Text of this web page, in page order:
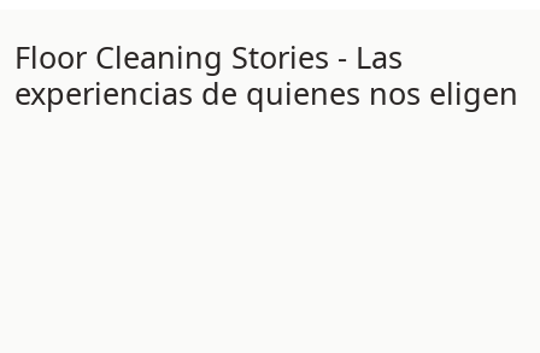
Floor Cleaning Stories - Las
experiencias de quienes nos eligen